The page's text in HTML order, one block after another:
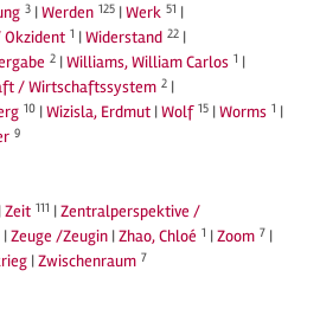
3 |Werden 125 |Werk 51 |
Okzident 1 |Widerstand 22 |
2 |Williams, William Carlos 1 |
/ Wirtschaftssystem 2 |
10 |Wizisla, Erdmut |Wolf 15 |Worms 1 |
9
|Zeit 111 |Zentralperspektive /
|Zeuge /Zeugin |Zhao, Chloé 1 |Zoom 7 |
|Zwischenraum 7